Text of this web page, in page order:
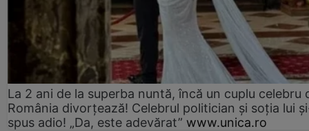
La 2 ani de la superba nuntă, încă un cuplu celebru
România divorțează! Celebrul politician și soția lui
spus adio! „Da, este adevărat” www.unica.ro